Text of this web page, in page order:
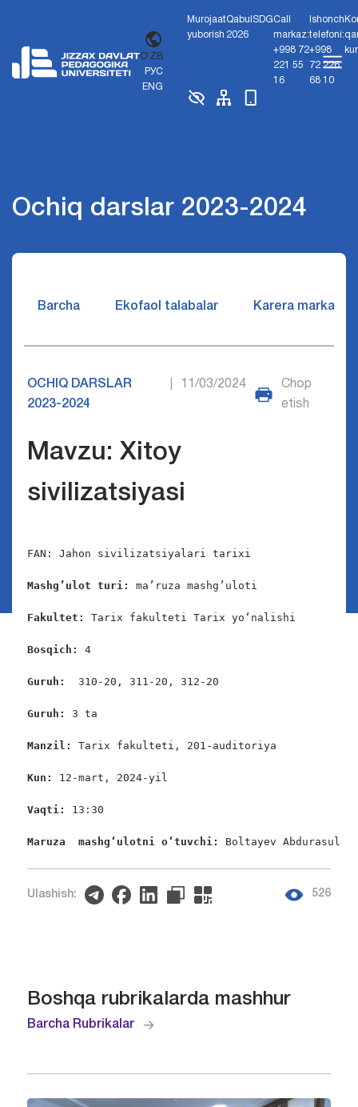
O'ZB
РУС
ENG
Murojaat
yuborish
Qabul
2026
SDGCall
markaz:
+998 72
221 55
16
Ishonch
telefoni:
+998
72 226
68 10
Ochiq darslar 2023-2024
Barcha Ekofaol talabalar Karera markazi
OCHIQ DARSLAR
2023-2024
11/03/2024
Chop
etish
Mavzu: Xitoy
sivilizatsiyasi
FAN: Jahon sivilizatsiyalari tarixi
Mashg’ulot turi: ma’ruza mashg’uloti
Fakultet: Tarix fakulteti Tarix yo‘nalishi
Bosqich: 4
Guruh: 310-20, 311-20, 312-20
Guruh: 3 ta
Manzil: Tarix fakulteti, 201-auditoriya
Kun: 12-mart, 2024-yil
Vaqti: 13:30
Maruza  mashgʻulotni oʻtuvchi: Boltayev Abdurasul
Ulashish: 526
Boshqa rubrikalarda mashhur
Barcha Rubrikalar